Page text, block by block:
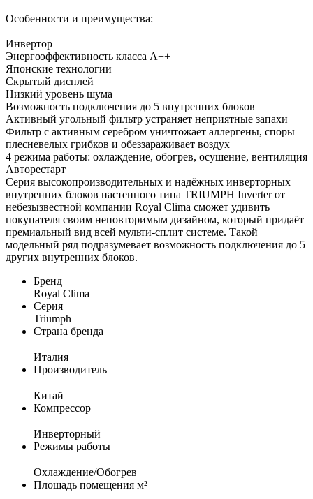
Особенности и преимущества:
Инвертор
Энергоэффективность класса А++
Японские технологии
Скрытый дисплей
Низкий уровень шума
Возможность подключения до 5 внутренних блоков
Активный угольный фильтр устраняет неприятные запахи
Фильтр с активным серебром уничтожает аллергены, споры
плесневелых грибков и обеззараживает воздух
4 режима работы: охлаждение, обогрев, осушение, вентиляция
Авторестарт
Серия высокопроизводительных и надёжных инверторных
внутренних блоков настенного типа TRIUMPH Inverter от
небезызвестной компании Royal Clima сможет удивить
покупателя своим неповторимым дизайном, который придаёт
премиальный вид всей мульти-сплит системе. Такой
модельный ряд подразумевает возможность подключения до 5
других внутренних блоков.
Бренд
Royal Clima
Серия
Triumph
Страна бренда
Италия
Производитель
Китай
Компрессор
Инверторный
Режимы работы
Охлаждение/Обогрев
Площадь помещения м²